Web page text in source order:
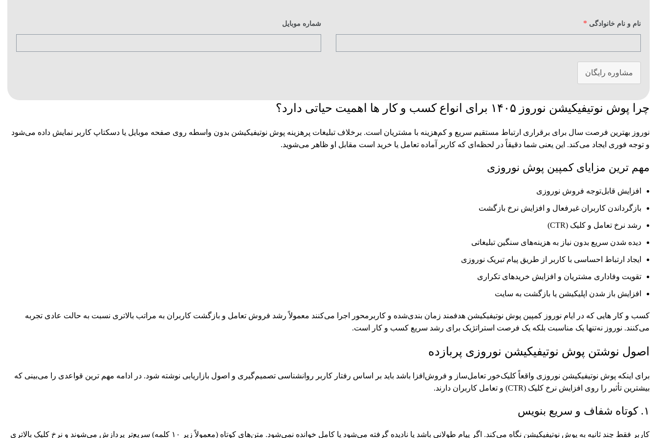
نام و نام خانوادگی * شماره موبایل
مشاوره رایگان
چرا پوش نوتیفیکیشن نوروز ۱۴۰۵ برای انواع کسب و کار ها اهمیت حیاتی دارد؟
نوروز بهترین فرصت سال برای برقراری ارتباط مستقیم سریع و کم‌هزینه با مشتریان است. برخلاف تبلیغات پرهزینه پوش نوتیفیکیشن بدون واسطه روی صفحه موبایل یا دسکتاپ کاربر نمایش داده می‌شود
و توجه فوری ایجاد می‌کند. این یعنی شما دقیقاً در لحظه‌ای که کاربر آماده تعامل یا خرید است مقابل او ظاهر می‌شوید.
مهم ترین مزایای کمپین پوش نوروزی
افزایش قابل‌توجه فروش نوروزی
بازگرداندن کاربران غیرفعال و افزایش نرخ بازگشت
رشد نرخ تعامل و کلیک (CTR)
دیده شدن سریع بدون نیاز به هزینه‌های سنگین تبلیغاتی
ایجاد ارتباط احساسی با کاربر از طریق پیام تبریک نوروزی
تقویت وفاداری مشتریان و افزایش خریدهای تکراری
افزایش باز شدن اپلیکیشن یا بازگشت به سایت
کسب و کار هایی که در ایام نوروز کمپین پوش نوتیفیکیشن هدفمند زمان بندی‌شده و کاربرمحور اجرا می‌کنند معمولاً رشد فروش تعامل و بازگشت کاربران به‌ مراتب بالاتری نسبت به حالت عادی تجربه
می‌کنند. نوروز نه‌تنها یک مناسبت بلکه یک فرصت استراتژیک برای رشد سریع کسب و کار است.
اصول نوشتن پوش نوتیفیکیشن نوروزی پربازده
برای اینکه پوش نوتیفیکیشن نوروزی واقعاً کلیک‌خور تعامل‌ساز و فروش‌افزا باشد باید بر اساس رفتار کاربر روانشناسی تصمیم‌گیری و اصول بازاریابی نوشته شود. در ادامه مهم ترین قواعدی را می‌بینی که
بیشترین تأثیر را روی افزایش نرخ کلیک (CTR) و تعامل کاربران دارند.
۱. کوتاه شفاف و سریع بنویس
کاربر فقط چند ثانیه به پوش نوتیفیکیشن نگاه می‌کند. اگر پیام طولانی باشد یا نادیده گرفته می‌شود یا کامل خوانده نمی‌شود. متن‌های کوتاه (معمولاً زیر ۱۰ کلمه) سریع‌تر پردازش می‌شوند و نرخ کلیک بالاتری